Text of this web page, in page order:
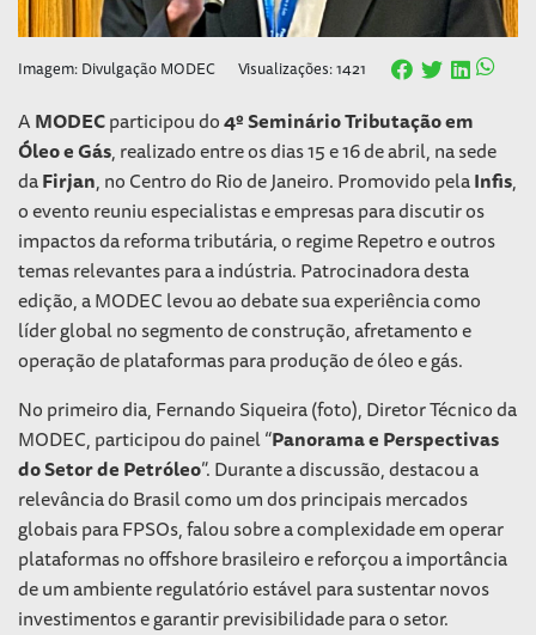
Imagem: Divulgação MODEC Visualizações: 1421
AMODECparticipou do4º Seminário Tributação em
Óleo e Gás, realizado entre os dias 15 e 16 de abril, na sede
daFirjan, no Centro do Rio de Janeiro. Promovido pelaInfis,
o evento reuniu especialistas e empresas para discutir os
impactos da reforma tributária, o regime Repetro e outros
temas relevantes para a indústria. Patrocinadora desta
edição, a MODEC levou ao debate sua experiência como
líder global no segmento de construção, afretamento e
operação de plataformas para produção de óleo e gás.
No primeiro dia, Fernando Siqueira (foto), Diretor Técnico da
MODEC, participou do painel “Panorama e Perspectivas
do Setor de Petróleo”. Durante a discussão, destacou a
relevância do Brasil como um dos principais mercados
globais para FPSOs, falou sobre a complexidade em operar
plataformas no offshore brasileiro e reforçou a importância
de um ambiente regulatório estável para sustentar novos
investimentos e garantir previsibilidade para o setor.